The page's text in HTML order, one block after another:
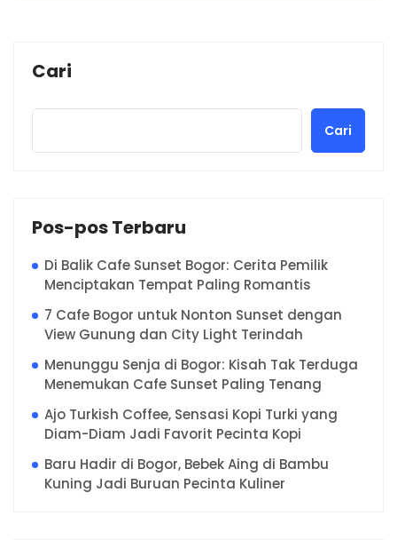
Cari
Cari
Pos-pos Terbaru
Di Balik Cafe Sunset Bogor: Cerita Pemilik
Menciptakan Tempat Paling Romantis
7 Cafe Bogor untuk Nonton Sunset dengan
View Gunung dan City Light Terindah
Menunggu Senja di Bogor: Kisah Tak Terduga
Menemukan Cafe Sunset Paling Tenang
Ajo Turkish Coffee, Sensasi Kopi Turki yang
Diam-Diam Jadi Favorit Pecinta Kopi
Baru Hadir di Bogor, Bebek Aing di Bambu
Kuning Jadi Buruan Pecinta Kuliner